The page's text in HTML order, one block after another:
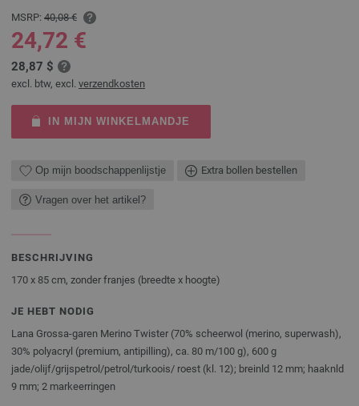
MSRP: 40,08 €
24,72 €
28,87 $
excl. btw, excl. verzendkosten
IN MIJN WINKELMANDJE
Op mijn boodschappenlijstje Extra bollen bestellen
Vragen over het artikel?
BESCHRIJVING
170 x 85 cm, zonder franjes (breedte x hoogte)
JE HEBT NODIG
Lana Grossa-garen Merino Twister (70% scheerwol (merino, superwash),
30% polyacryl (premium, antipilling), ca. 80 m/100 g), 600 g
jade/olijf/grijspetrol/petrol/turkoois/ roest (kl. 12); breinld 12 mm; haaknld
9 mm; 2 markeerringen